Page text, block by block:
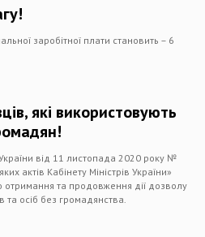
заробітної плати становить – 6
які використовують
від 11 листопада 2020 року №
актів Кабінету Міністрів України»
та продовження дії дозволу
та осіб без громадянства.